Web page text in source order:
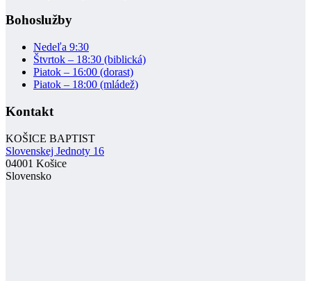
Bohoslužby
Nedeľa 9:30
Štvrtok – 18:30 (biblická)
Piatok – 16:00 (dorast)
Piatok – 18:00 (mládež)
Kontakt
KOŠICE BAPTIST
Slovenskej Jednoty 16
04001 Košice
Slovensko